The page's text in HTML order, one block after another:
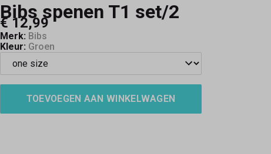
Bibs spenen T1 set/2
€ 12,99
Merk: Bibs
Kleur: Groen
TOEVOEGEN AAN WINKELWAGEN